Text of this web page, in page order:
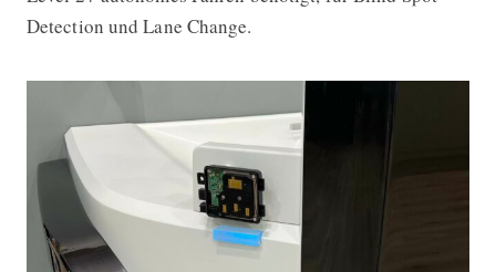
Detection und Lane Change.